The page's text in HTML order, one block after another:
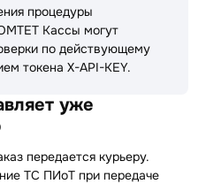
процедуры
Кассы могут
по действующему
токена X-API-KEY.
уже
передается курьеру.
ТС ПИоТ при передаче